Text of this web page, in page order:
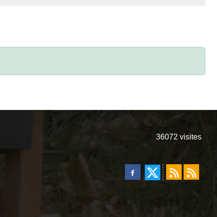
36072 visites